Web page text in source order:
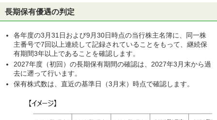
長期保有優遇の判定
各年度の3月31日および9月30日時点の当行株主名簿に、同一株
主番号で7回以上連続して記録されていることをもって、継続保
有期間3年以上であることを確認します。
2027年度（初回）の長期保有期間の確認は、2027年3月末から過
去に遡って行います。
保有株式数は、直近の基準日（3月末）時点で確認します。